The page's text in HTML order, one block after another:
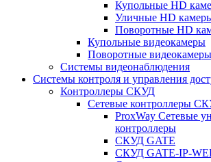
Купольные HD
Уличные HD
Поворотные HD
Купольные видеокамеры
Поворотные видеокамеры
Системы видеонаблюдения
Системы контроля и управления
Контроллеры СКУД
Сетевые контроллеры
ProxWay Сетевые
контроллеры
СКУД GATE
СКУД GATE-IP-